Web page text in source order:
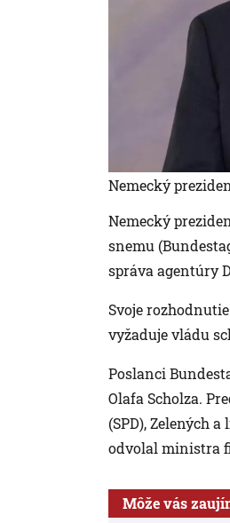
Nemecký
Nemecký
snemu
správa agentúry
Svoje
vyžaduje vládu
Poslanci
Olafa Scholza.
(SPD), Zelených
odvolal ministra
Môže vás